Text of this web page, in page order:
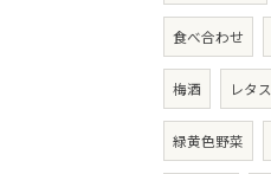
食べ合わせ
梅酒 レタス
緑黄色野菜